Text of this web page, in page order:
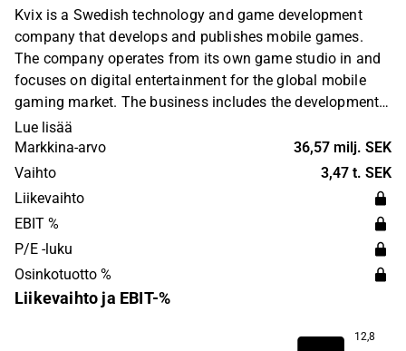
Kvix is a Swedish technology and game development
company that develops and publishes mobile games.
The company operates from its own game studio in and
focuses on digital entertainment for the global mobile
gaming market. The business includes the development,
distribution and further development of games and
related digital services. Kvix was founded in 2019 and is
headquartered in Umeå.
Lue lisää
Markkina-arvo
36,57 milj. SEK
Vaihto
3,47 t. SEK
Liikevaihto
EBIT %
P/E -luku
Osinkotuotto %
Liikevaihto ja EBIT-%
12,8